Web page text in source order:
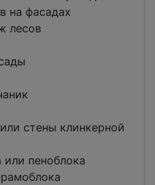
на фасадах
лесов
стены клинкерной
или пеноблока